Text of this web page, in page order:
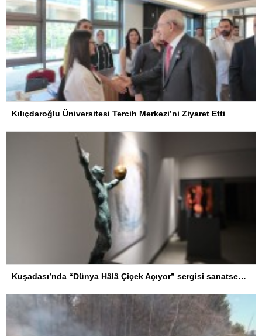
Kılıçdaroğlu Üniversitesi Tercih Merkezi’ni Ziyaret Etti
Kuşadası’nda “Dünya Hâlâ Çiçek Açıyor” sergisi sanatseverlerle buluşuyor